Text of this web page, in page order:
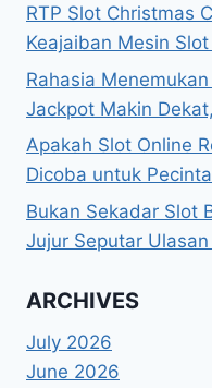
RTP Slot Christmas
Keajaiban Mesin
Rahasia
Jackpot Makin
Apakah Slot Online
Dicoba untuk
Bukan Sekadar Slot
Jujur Seputar
ARCHIVES
July 2026
June 2026